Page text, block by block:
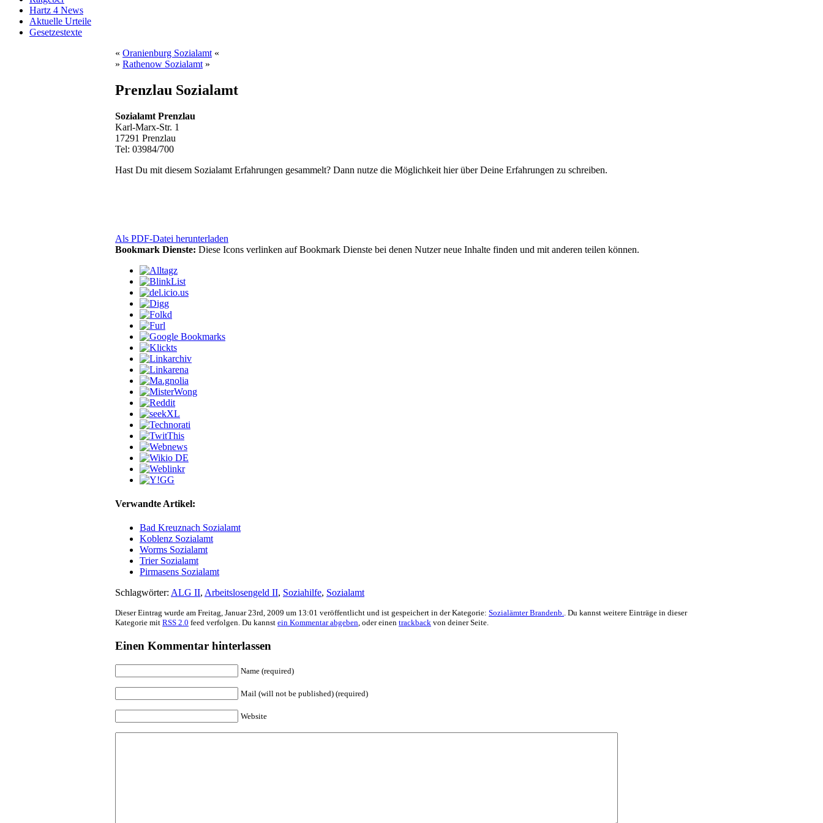
Hartz 4 News
Aktuelle Urteile
Gesetzestexte
« Oranienburg Sozialamt «
» Rathenow Sozialamt »
Prenzlau Sozialamt
Sozialamt Prenzlau
Karl-Marx-Str. 1
17291 Prenzlau
Tel: 03984/700
Hast Du mit diesem Sozialamt Erfahrungen gesammelt? Dann nutze die Möglichkeit hier über Deine Erfahrungen zu schreiben.
Als PDF-Datei herunterladen
Bookmark Dienste: Diese Icons verlinken auf Bookmark Dienste bei denen Nutzer neue Inhalte finden und mit anderen teilen können.
Verwandte Artikel:
Bad Kreuznach Sozialamt
Koblenz Sozialamt
Worms Sozialamt
Trier Sozialamt
Pirmasens Sozialamt
Schlagwörter: ALG II, Arbeitslosengeld II, Soziahilfe, Sozialamt
Dieser Eintrag wurde am Freitag, Januar 23rd, 2009 um 13:01 veröffentlicht und ist gespeichert in der Kategorie: Sozialämter Brandenb.. Du kannst weitere Einträge in dieser
Kategorie mit RSS 2.0 feed verfolgen. Du kannst ein Kommentar abgeben, oder einen trackback von deiner Seite.
Einen Kommentar hinterlassen
Name (required)
Mail (will not be published) (required)
Website